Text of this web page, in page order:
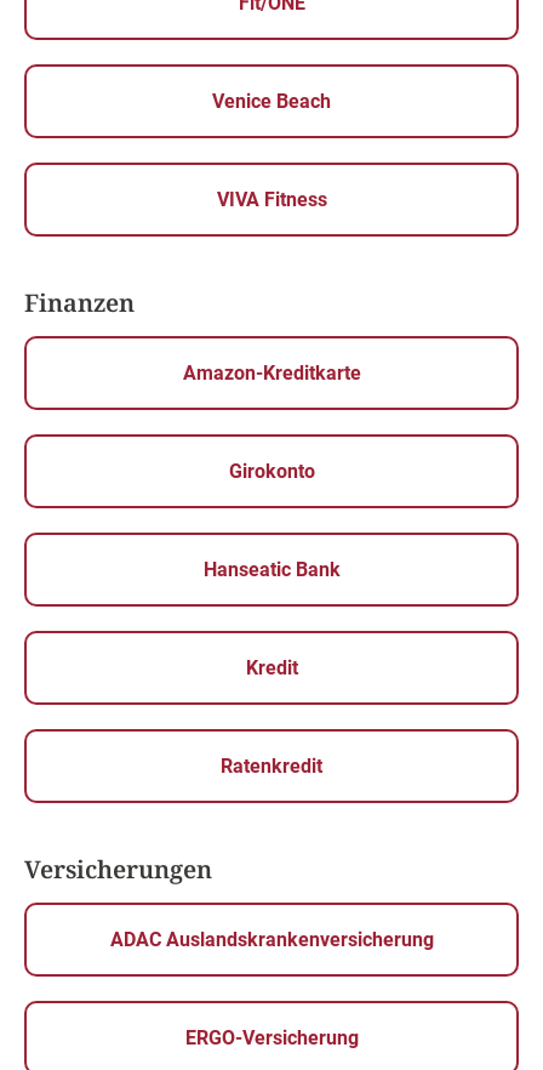
Venice Beach
VIVA Fitness
Finanzen
Amazon-Kreditkarte
Girokonto
Hanseatic Bank
Kredit
Ratenkredit
Versicherungen
ADAC Auslandskrankenversicherung
ERGO-Versicherung